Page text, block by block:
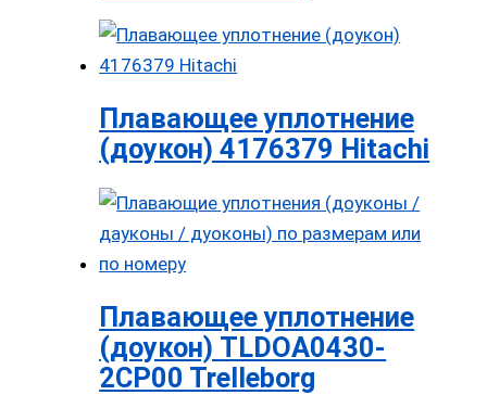
Плавающее уплотнение
(доукон) 4176379 Hitachi
Плавающее уплотнение
(доукон) TLDOA0430-
2CP00 Trelleborg